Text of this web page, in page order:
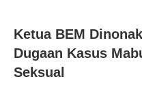
Ketua BEM
Dugaan Kasus
Seksual